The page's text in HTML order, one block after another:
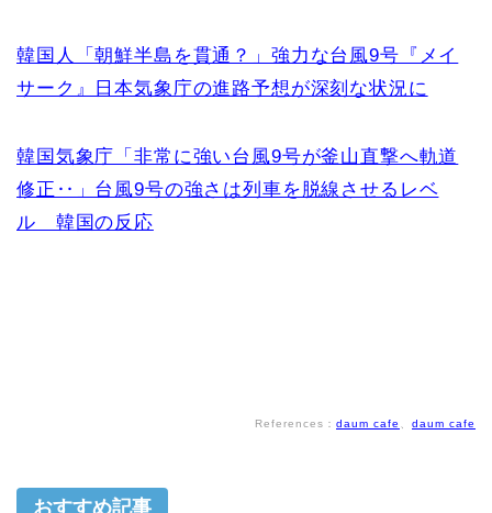
韓国人「朝鮮半島を貫通？」強力な台風9号『メイ
サーク』日本気象庁の進路予想が深刻な状況に
韓国気象庁「非常に強い台風9号が釜山直撃へ軌道
修正‥」台風9号の強さは列車を脱線させるレベ
ル 韓国の反応
References： daum cafe daum cafe
おすすめ記事